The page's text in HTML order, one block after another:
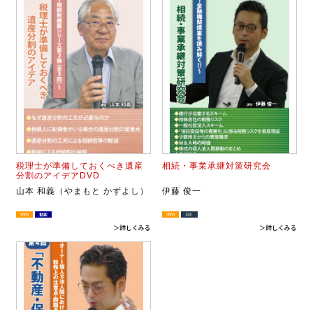
税理士が準備しておくべき遺産
分割のアイデアDVD
山本 和義（やまもと かずよし）
＞詳しくみる
相続・事業承継対策研究会
伊藤 俊一
＞詳しくみる